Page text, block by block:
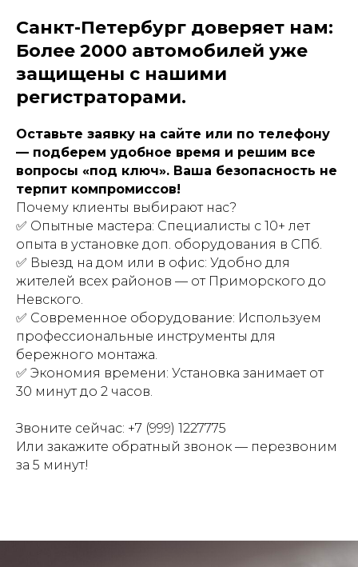
Санкт-Петербург доверяет нам:
Более 2000 автомобилей уже
защищены с нашими
регистраторами.
Оставьте заявку на сайте или по телефону
— подберем удобное время и решим все
вопросы «под ключ». Ваша безопасность не
терпит компромиссов!
Почему клиенты выбирают нас?
✅ Опытные мастера: Специалисты с 10+ лет
опыта в установке доп. оборудования в СПб.
✅ Выезд на дом или в офис: Удобно для
жителей всех районов — от Приморского до
Невского.
✅ Современное оборудование: Используем
профессиональные инструменты для
бережного монтажа.
✅ Экономия времени: Установка занимает от
30 минут до 2 часов.
Звоните сейчас: +7 (999) 1227775
Или закажите обратный звонок — перезвоним
за 5 минут!